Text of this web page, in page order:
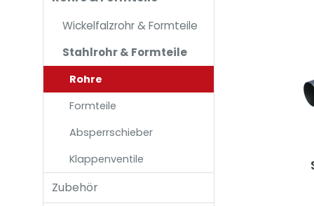
Wickelfalzrohr & Formteile
Stahlrohr & Formteile
Rohre
Formteile
Absperrschieber
Klappenventile
Zubehör